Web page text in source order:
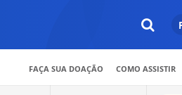
FAÇA SUA DOAÇÃO COMO ASSISTIR